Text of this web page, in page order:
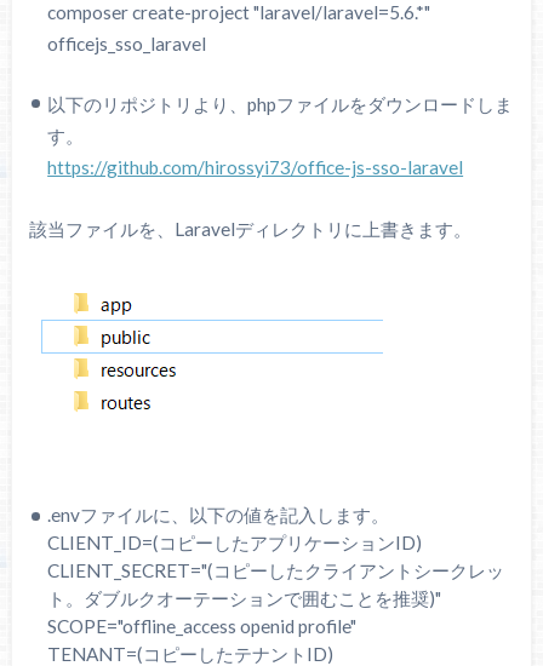
composer create-project "laravel/laravel=5.6.*"
officejs_sso_laravel
以下のリポジトリより、phpファイルをダウンロードしま
す。
https://github.com/hirossyi73/office-js-sso-laravel
該当ファイルを、Laravelディレクトリに上書きます。
.envファイルに、以下の値を記入します。
CLIENT_ID=(コピーしたアプリケーションID)
CLIENT_SECRET="(コピーしたクライアントシークレッ
ト。ダブルクオーテーションで囲むことを推奨)"
SCOPE="offline_access openid profile"
TENANT=(コピーしたテナントID)